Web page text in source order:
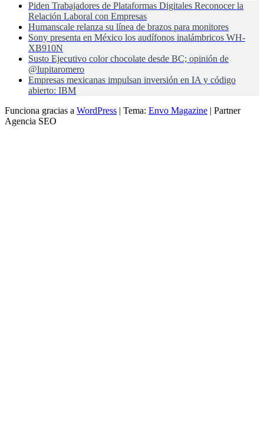
Piden Trabajadores de Plataformas Digitales Reconocer la
Relación Laboral con Empresas
Humanscale relanza su línea de brazos para monitores
Sony presenta en México los audífonos inalámbricos WH-
XB910N
Susto Ejecutivo color chocolate desde BC; opinión de
@lupitaromero
Empresas mexicanas impulsan inversión en IA y código
abierto: IBM
Funciona gracias a WordPress | Tema: Envo Magazine | Partner
Agencia SEO